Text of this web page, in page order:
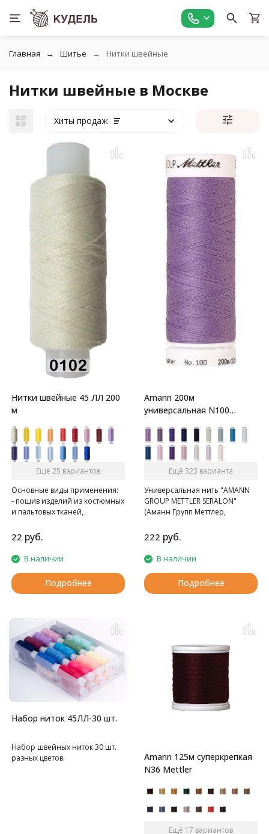
Главная Шитье Нитки швейные
Нитки швейные в Москве
Хиты продаж
Нитки швейные 45 ЛЛ 200
м
Ещё 25 вариантов
Основные виды применения:
- пошив изделий из костюмных
и пальтовых тканей,
- при швейно-клеевом
скреплении книг в типографии
22 руб.
В наличии
Подробнее
Amann 200м
универсальная N100
Ещё 323 варианта
Универсальная нить "AMANN
GROUP METTLER SERALON"
(Аманн Групп Меттлер,
350 цветов.
222 руб.
В наличии
Подробнее
Набор ниток 45ЛЛ-30 шт.
Набор швейных ниток 30 шт.
разных цветов.
Amann 125м суперкрепкая
N36 Mettler
Ещё 17 вариантов